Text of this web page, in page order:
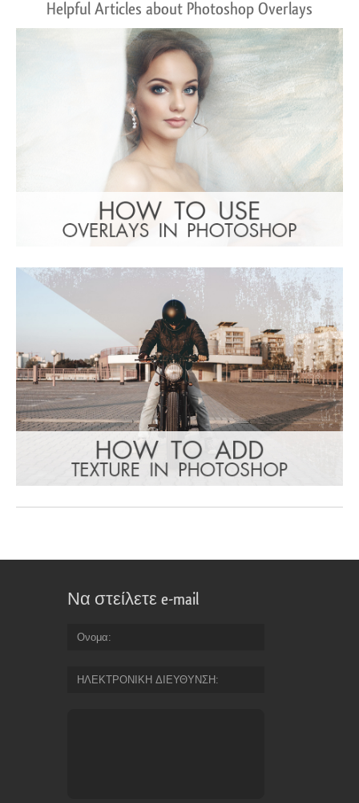
Helpful Articles about Photoshop Overlays
Να στείλετε e-mail
Ονομα
ΗΛΕΚΤΡΟΝΙΚΗ ΔΙΕΥΘΥΝΣΗ